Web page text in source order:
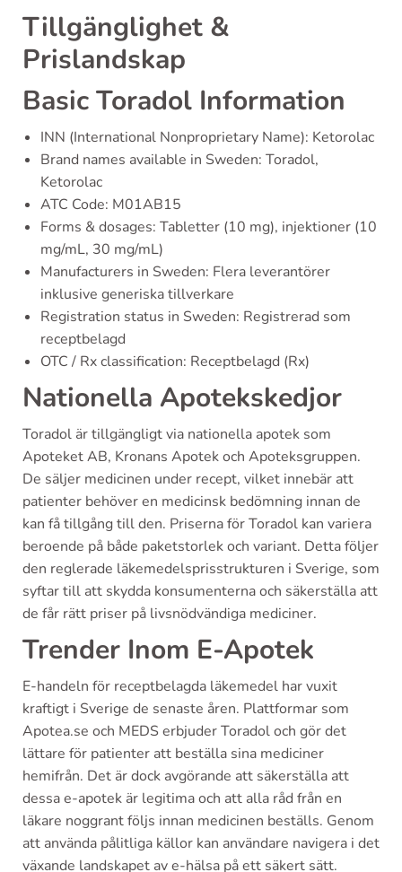
Tillgänglighet &
Prislandskap
Basic Toradol Information
INN (International Nonproprietary Name): Ketorolac
Brand names available in Sweden: Toradol,
Ketorolac
ATC Code: M01AB15
Forms & dosages: Tabletter (10 mg), injektioner (10
mg/mL, 30 mg/mL)
Manufacturers in Sweden: Flera leverantörer
inklusive generiska tillverkare
Registration status in Sweden: Registrerad som
receptbelagd
OTC / Rx classification: Receptbelagd (Rx)
Nationella Apotekskedjor
Toradol är tillgängligt via nationella apotek som
Apoteket AB, Kronans Apotek och Apoteksgruppen.
De säljer medicinen under recept, vilket innebär att
patienter behöver en medicinsk bedömning innan de
kan få tillgång till den. Priserna för Toradol kan variera
beroende på både paketstorlek och variant. Detta följer
den reglerade läkemedelsprisstrukturen i Sverige, som
syftar till att skydda konsumenterna och säkerställa att
de får rätt priser på livsnödvändiga mediciner.
Trender Inom E-Apotek
E-handeln för receptbelagda läkemedel har vuxit
kraftigt i Sverige de senaste åren. Plattformar som
Apotea.se och MEDS erbjuder Toradol och gör det
lättare för patienter att beställa sina mediciner
hemifrån. Det är dock avgörande att säkerställa att
dessa e-apotek är legitima och att alla råd från en
läkare noggrant följs innan medicinen beställs. Genom
att använda pålitliga källor kan användare navigera i det
växande landskapet av e-hälsa på ett säkert sätt.